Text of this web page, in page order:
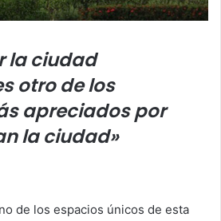
la ciudad
otro de los
apreciados por
la ciudad»
de los espacios únicos de esta